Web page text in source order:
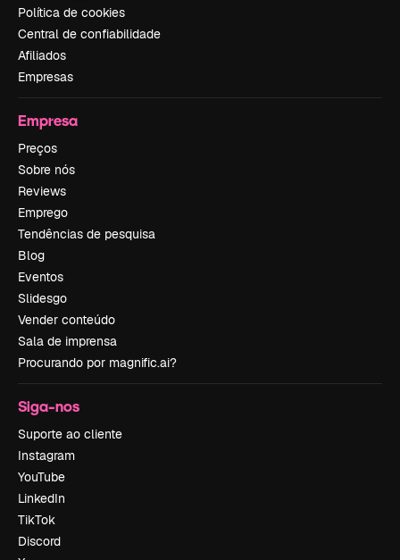
Política de cookies
Central de confiabilidade
Afiliados
Empresas
Empresa
Preços
Sobre nós
Reviews
Emprego
Tendências de pesquisa
Blog
Eventos
Slidesgo
Vender conteúdo
Sala de imprensa
Procurando por magnific.ai?
Siga-nos
Suporte ao cliente
Instagram
YouTube
LinkedIn
TikTok
Discord